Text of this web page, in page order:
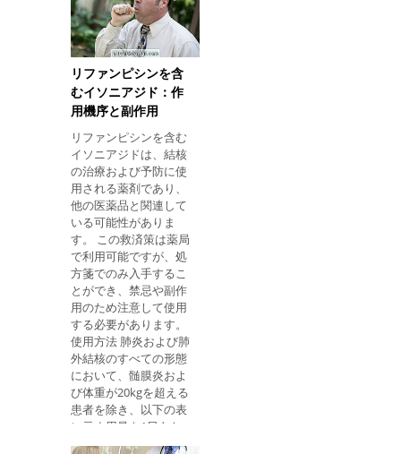
の皮膚の状態：1週間
あたり150mgの錠剤1
錠、6週間まで。 軟
膏：約10cmの領域に
1cmの軟膏を皮膚に吸
収されるまで広げま
かかることがあり、妊
娠可能性が回復するま
でに1年以上かかるこ
とがあります。 価格帯
Depo-Provera避妊薬注
射の価格は約50レアで
す。 それは何のためで
すか Depo-Provera
は、長期作用型の注射
可能な避妊薬で、少な
くとも3ヶ月間働く。
この薬は、妊娠を避け
たい女性のために、避
妊薬で起こるように毎
日薬を使用することな
く表示されます。 月経
を止めるよう指示され
ることもあります。 使
用方法 注射は、月経の
開始後7日以内に行う
ことをお勧めします。
すぐに保護されます。
しかし、注射は月経周
期の10日目まで適用す
ることができ、保護を
強化するためには次の
リファンピシンを含
むイソニアジド：作
用機序と副作用
リファンピシンを含む
イソニアジドは、結核
の治療および予防に使
用される薬剤であり、
他の医薬品と関連して
いる可能性がありま
す。 この救済策は薬局
で利用可能ですが、処
方箋でのみ入手するこ
とができ、禁忌や副作
用のため注意して使用
する必要があります。
使用方法 肺炎および肺
外結核のすべての形態
において、髄膜炎およ
び体重が20kgを超える
患者を除き、以下の表
に示す用量を1日あた
りに投与する： 重量 イ